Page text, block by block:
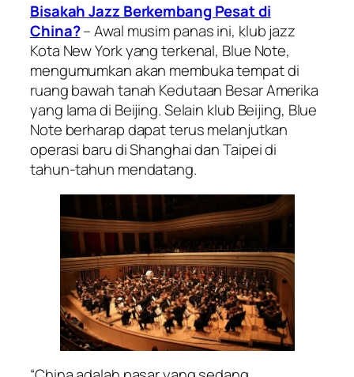
Bisakah Jazz Berkembang Pesat di
China?– Awal musim panas ini, klub jazz
Kota New York yang terkenal, Blue Note,
mengumumkan akan membuka tempat di
ruang bawah tanah Kedutaan Besar Amerika
yang lama di Beijing. Selain klub Beijing, Blue
Note berharap dapat terus melanjutkan
operasi baru di Shanghai dan Taipei di
tahun-tahun mendatang.